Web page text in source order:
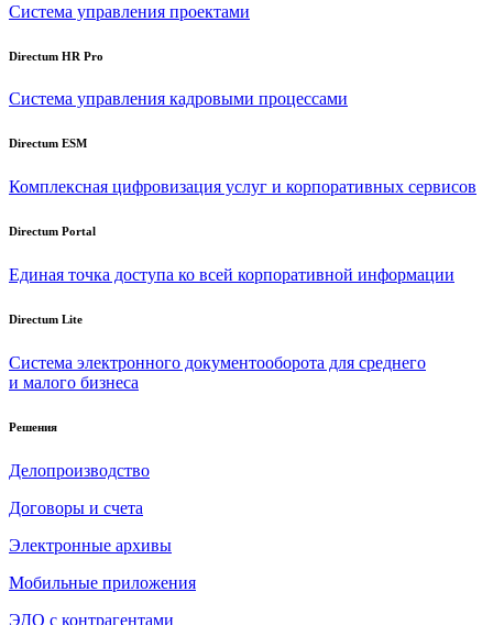
Система управления проектами
Directum HR Pro
Система управления кадровыми процессами
Directum ESM
Комплексная цифровизация услуг и корпоративных сервисов
Directum Portal
Единая точка доступа ко всей корпоративной информации
Directum Lite
Система электронного документооборота для среднего
и малого бизнеса
Решения
Делопроизводство
Договоры и счета
Электронные архивы
Мобильные приложения
ЭДО с контрагентами